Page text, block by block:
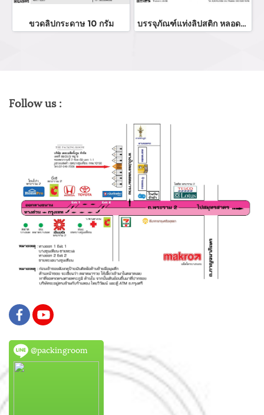
ขวดลิปกระดาษ 10 กรัม บรรจุภัณฑ์แท่งลิปสติก หลอดลิปแท่ง Lip stick package/ Lip tube สีแดงเงาฝาปิดแม่เหล็ก จำหน่ายบรรจุภัณฑ์เครื่องสำอางทุกประเภท
Follow us :
@packingroom